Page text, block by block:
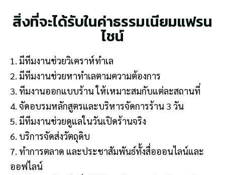
สิ่งที่จะได้รับในค่าธรรมเนียมแฟรน
ไชน์
1. มีทีมงานช่วยวิเคราห์ทำเล
2. มีทีมงานช่วยหาทำเลตามความต้องการ
3. ทีมงานออกแบบร้าน ให้เหมาะสมกับแต่ละสถานที่
4. จัดอบรมหลักสูตรและบริหารจัดการร้าน 3 วัน
5. มีทีมงานช่วยดูแลในวันเปิดร้านจริง
6. บริการจัดส่งวัตถุดิบ
7. ทำการตลาด และประชาสัมพันธ์ทั้งสื่อออนไลน์และ
ออฟไลน์